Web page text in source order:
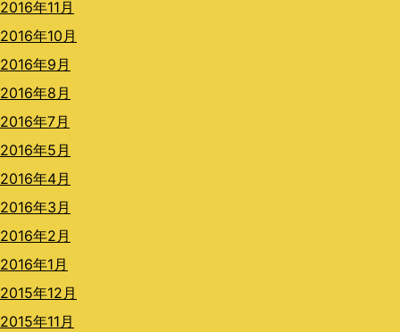
2016年11月
2016年10月
2016年9月
2016年8月
2016年7月
2016年5月
2016年4月
2016年3月
2016年2月
2016年1月
2015年12月
2015年11月